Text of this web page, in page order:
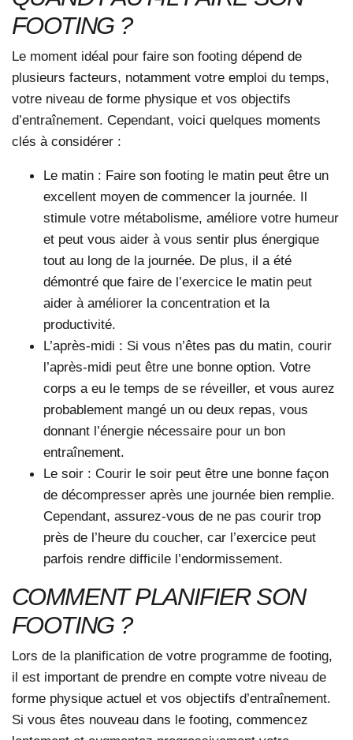
FOOTING ?
Le moment idéal pour faire son footing dépend de
plusieurs facteurs, notamment votre emploi du temps,
votre niveau de forme physique et vos objectifs
d’entraînement. Cependant, voici quelques moments
clés à considérer :
Le matin : Faire son footing le matin peut être un
excellent moyen de commencer la journée. Il
stimule votre métabolisme, améliore votre humeur
et peut vous aider à vous sentir plus énergique
tout au long de la journée. De plus, il a été
démontré que faire de l’exercice le matin peut
aider à améliorer la concentration et la
productivité.
L’après-midi : Si vous n’êtes pas du matin, courir
l’après-midi peut être une bonne option. Votre
corps a eu le temps de se réveiller, et vous aurez
probablement mangé un ou deux repas, vous
donnant l’énergie nécessaire pour un bon
entraînement.
Le soir : Courir le soir peut être une bonne façon
de décompresser après une journée bien remplie.
Cependant, assurez-vous de ne pas courir trop
près de l’heure du coucher, car l’exercice peut
parfois rendre difficile l’endormissement.
COMMENT PLANIFIER SON
FOOTING ?
Lors de la planification de votre programme de footing,
il est important de prendre en compte votre niveau de
forme physique actuel et vos objectifs d’entraînement.
Si vous êtes nouveau dans le footing, commencez